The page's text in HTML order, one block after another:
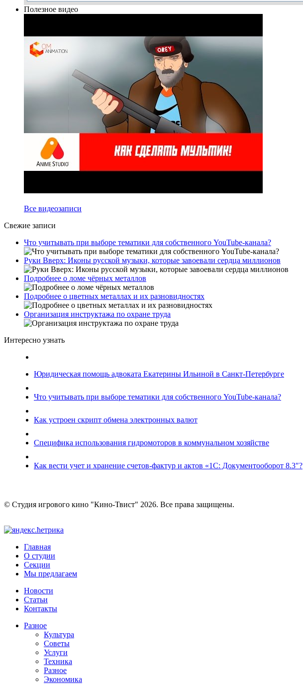
Полезное видео
Все видеозаписи
Свежие записи
Что учитывать при выборе тематики для собственного YouTube-канала?
Руки Вверх: Иконы русской музыки, которые завоевали сердца миллионов
Подробнее о ломе чёрных металлов
Подробнее о цветных металлах и их разновидностях
Организация инструктажа по охране труда
Интересно узнать
Юридическая помощь адвоката Екатерины Ильиной в Санкт-Петербурге
Что учитывать при выборе тематики для собственного YouTube-канала?
Как устроен скрипт обмена электронных валют
Специфика использования гидромоторов в коммунальном хозяйстве
Как вести учет и хранение счетов-фактур и актов «1С: Документооборот 8.3″?
© Студия игрового кино "Кино-Твист" 2026. Все права защищены.
Главная
О студии
Секции
Мы предлагаем
Новости
Статьи
Контакты
Разное
Культура
Советы
Услуги
Техника
Разное
Экономика